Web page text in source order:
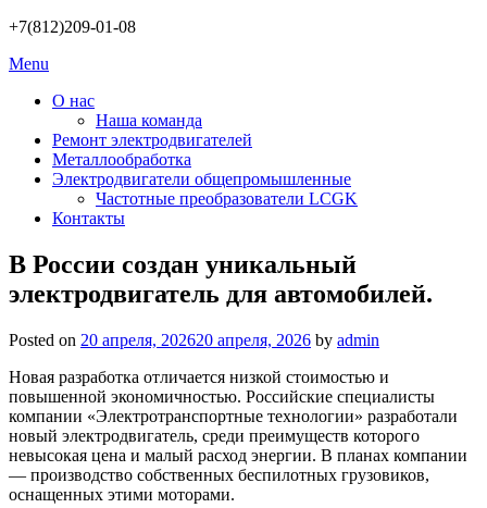
Skip
content
+7(812)209-01-08
Menu
О нас
Наша команда
Ремонт электродвигателей
Металлообработка
Электродвигатели общепромышленные
Частотные преобразователи LCGK
Контакты
В России создан уникальный
электродвигатель для автомобилей.
Posted on 20 апреля, 202620 апреля, 2026 by admin
Новая разработка отличается низкой стоимостью и
повышенной экономичностью. Российские специалисты
компании «Электротранспортные технологии» разработали
новый электродвигатель, среди преимуществ которого
невысокая цена и малый расход энергии. В планах компании
— производство собственных беспилотных грузовиков,
оснащенных этими моторами.